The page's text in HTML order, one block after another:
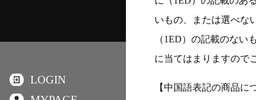
いもの、または選べな
（1ED）の記載のない
に当てはまりますので
【中国語表記の商品に
LOGIN